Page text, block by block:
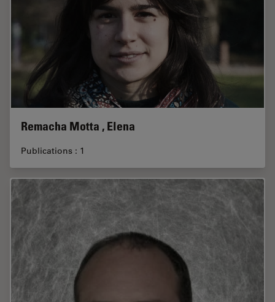
Remacha Motta , Elena
Publications : 1